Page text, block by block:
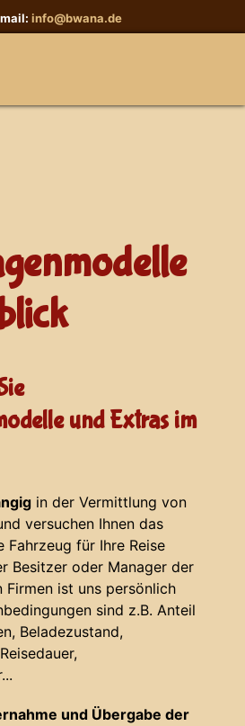
info@bwana.de
und Extras im
in der Vermittlung von
versuchen Ihnen das
Fahrzeug für Ihre Reise
Besitzer oder Manager der
Firmen ist uns persönlich
sind z.B. Anteil
Beladezustand,
und Übergabe der